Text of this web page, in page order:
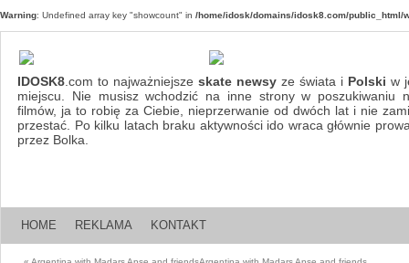
Warning: Undefined array key "showcount" in /home/idosk/domains/idosk8.com/public_html/
IDOSK8 .com to najważniejsze skate newsy ze świata i Polski w
miejscu. Nie musisz wchodzić na inne strony w poszukiwaniu
filmów, ja to robię za Ciebie, nieprzerwanie od dwóch lat i nie
przestać. Po kilku latach braku aktywności ido wraca głównie
przez Bolka.
HOME REKLAMA KONTAKT